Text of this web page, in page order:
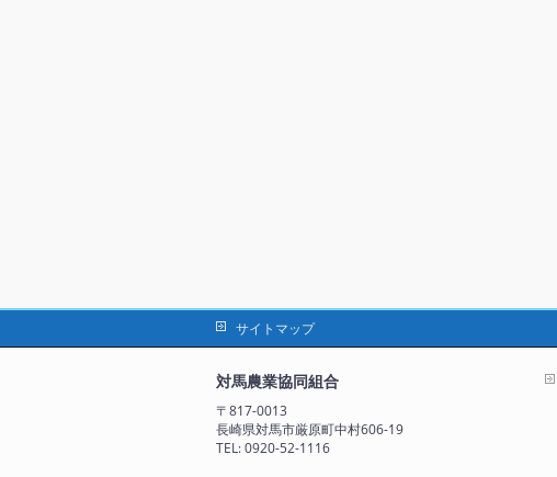
サイトマップ
対馬農業協同組合
〒817-0013
長崎県対馬市厳原町中村606-19
TEL: 0920-52-1116